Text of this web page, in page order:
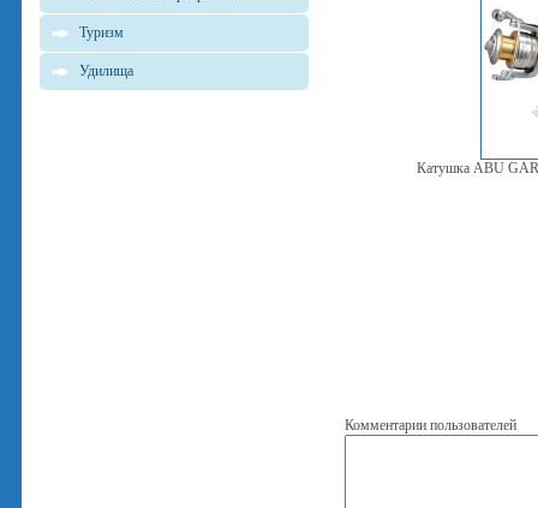
Туризм
Удилища
Катушка ABU
Комментарии пользователей